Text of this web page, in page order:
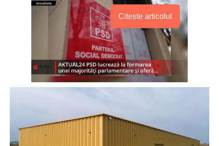
Citește articolul